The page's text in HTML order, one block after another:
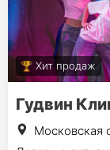
Хит продаж
Гудвин
Московская